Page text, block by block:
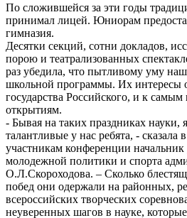
По сложившейся за эти годы
принимал лицей. Юниорам
гимназия.
Десятки секций, сотни докладов,
порою и театрализованных
раз убедила, что пытливому уму
школьной программы. Их интересы
государства Российского, и к
открытиям.
- Бывая на таких праздниках науки,
талантливые у нас ребята, - сказала
участникам конференции начальник
молодежной политики и спорта
О.Л.Скороходова. – Сколько
побед они одержали на районных,
всероссийских творческих
неуверенных шагов в науке,